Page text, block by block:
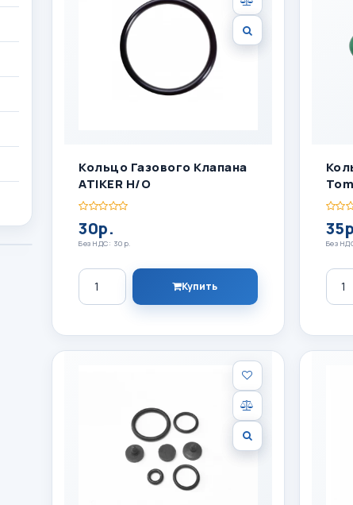
Кольцо Газового Клапана
ATIKER Н/о
30р.
Без НДС: 30р.
Количество
Купить
Без